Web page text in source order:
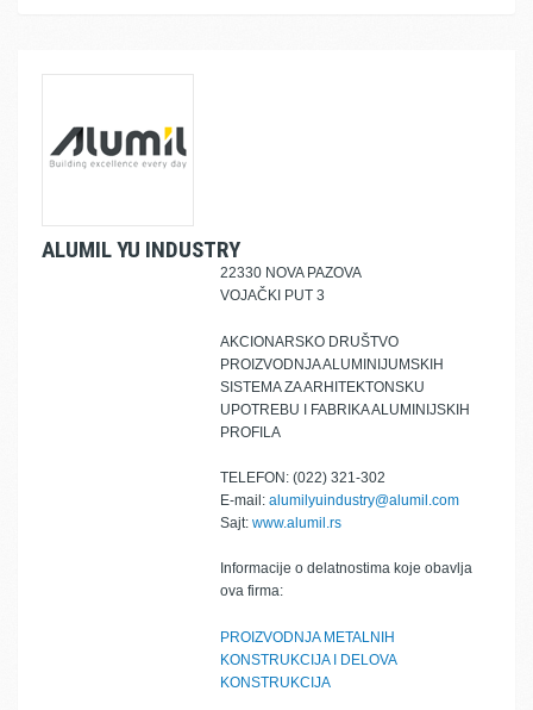
ALUMIL YU INDUSTRY
22330 NOVA PAZOVA
VOJAČKI PUT 3
AKCIONARSKO DRUŠTVO
PROIZVODNJA ALUMINIJUMSKIH
SISTEMA ZA ARHITEKTONSKU
UPOTREBU I FABRIKA ALUMINIJSKIH
PROFILA
TELEFON: (022) 321-302
E-mail: alumilyuindustry@alumil.com
Sajt: www.alumil.rs
Informacije o delatnostima koje obavlja
ova firma:
PROIZVODNJA METALNIH
KONSTRUKCIJA I DELOVA
KONSTRUKCIJA